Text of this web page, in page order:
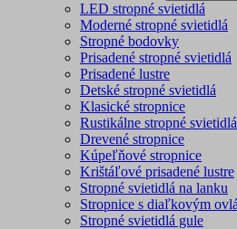
LED stropné svietidlá
Moderné stropné svietidlá
Stropné bodovky
Prisadené stropné svietidlá
Prisadené lustre
Detské stropné svietidlá
Klasické stropnice
Rustikálne stropné svietidlá
Drevené stropnice
Kúpeľňové stropnice
Krištáľové prisadené lustre
Stropné svietidlá na lanku
Stropnice s diaľkovým
Stropné svietidlá gule